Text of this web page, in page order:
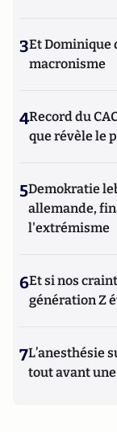
3Et Dominique
macronisme
4Record du
que révèle le
5Demokratie
allemande,
l'extrémisme
6Et si nos
génération Z
7L’anesthésie
tout avant